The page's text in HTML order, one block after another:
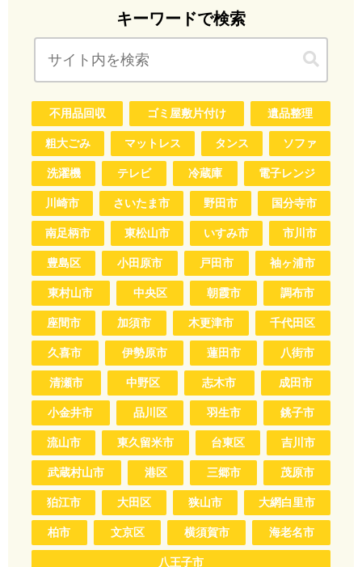
キーワードで検索
不用品回収 ゴミ屋敷片付け 遺品整理
粗大ごみ マットレス タンス ソファ
洗濯機 テレビ 冷蔵庫 電子レンジ
川崎市 さいたま市 野田市 国分寺市
南足柄市 東松山市 いすみ市 市川市
豊島区 小田原市 戸田市 袖ヶ浦市
東村山市 中央区 朝霞市 調布市
座間市 加須市 木更津市 千代田区
久喜市 伊勢原市 蓮田市 八街市
清瀬市 中野区 志木市 成田市
小金井市 品川区 羽生市 銚子市
流山市 東久留米市 台東区 吉川市
武蔵村山市 港区 三郷市 茂原市
狛江市 大田区 狭山市 大網白里市
柏市 文京区 横須賀市 海老名市
八王子市